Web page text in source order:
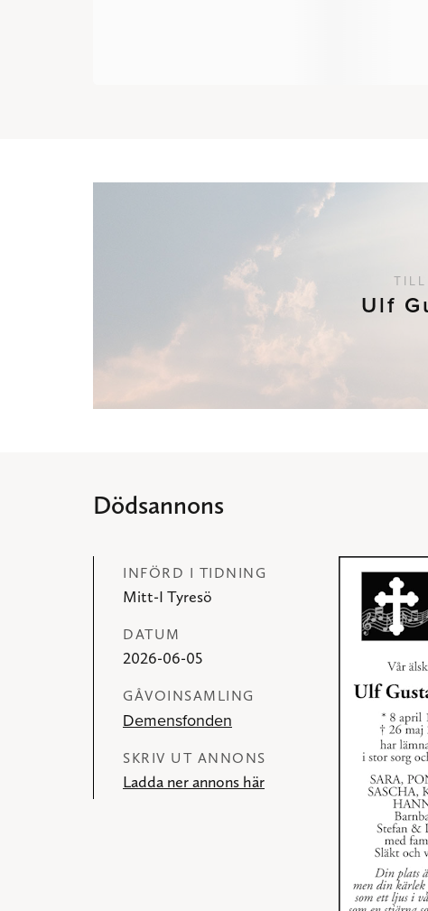
Ulf
Dödsannons
INFÖRD I TIDNING
Mitt-I Tyresö
DATUM
2026-06-05
GÅVOINSAMLING
Demensfonden
SKRIV UT ANNONS
Ladda ner annons här